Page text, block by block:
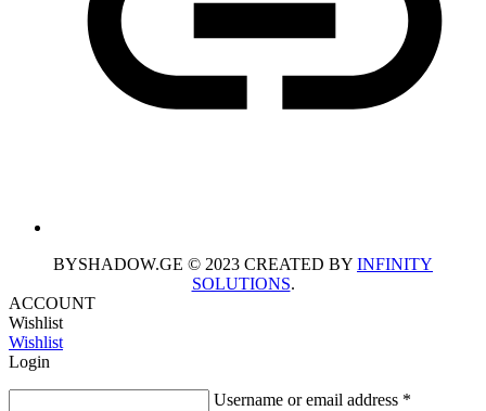
BYSHADOW.GE © 2023 CREATED BY INFINITY
SOLUTIONS.
ACCOUNT
Wishlist
Wishlist
Login
Username or email address *